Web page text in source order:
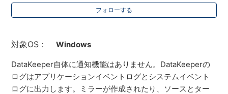
フォローする
対象OS： Windows
DataKeeper自体に通知機能はありません。DataKeeperの
ログはアプリケーションイベントログとシステムイベント
ログに出力します。ミラーが作成されたり、ソースとター